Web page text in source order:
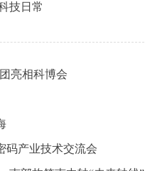
技日常
亮相科博会
码产业技术交流会